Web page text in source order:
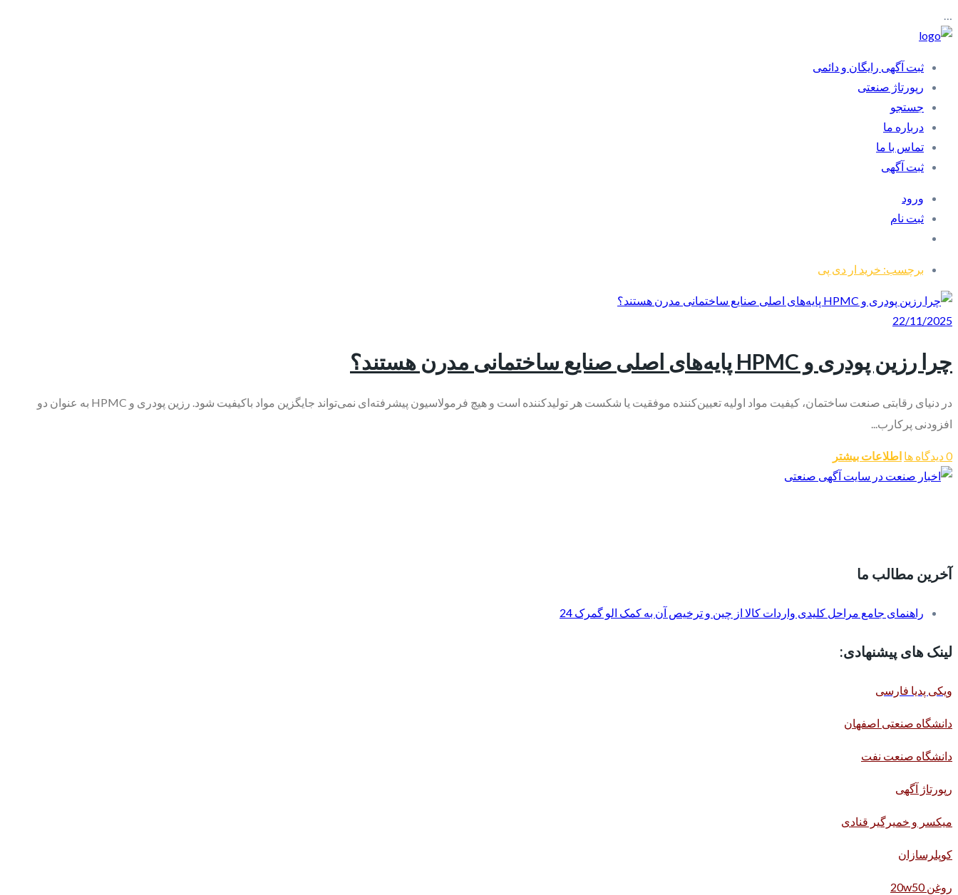
…
ثبت آگهی رایگان و دائمی
رپورتاژ صنعتی
جستجو
درباره ما
تماس با ما
ثبت آگهی
ورود
ثبت نام
برچسب: خرید ار دی پی
22/11/2025
چرا رزین پودری و HPMC پایه‌های اصلی صنایع ساختمانی مدرن هستند؟
در دنیای رقابتی صنعت ساختمان، کیفیت مواد اولیه تعیین‌کننده موفقیت یا شکست هر تولیدکننده است و هیچ فرمولاسیون پیشرفته‌ای نمی‌تواند جایگزین مواد باکیفیت شود. رزین پودری و HPMC به عنوان دو
افزودنی پرکارب...
0 دیدگاه ها اطلاعات بیشتر
آخرین مطالب ما
راهنمای جامع مراحل کلیدی واردات کالا از چین و ترخیص آن به کمک الو گمرک 24
لینک های پیشنهادی:
ویکی پدیا فارسی
دانشگاه صنعتی اصفهان
دانشگاه صنعت نفت
رپورتاژ آگهی
میکسر و خمیرگیر قنادی
کوپلرسازان
روغن 20w50